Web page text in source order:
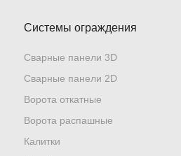
Системы ограждения
Сварные панели 3D
Сварные панели 2D
Ворота откатные
Ворота распашные
Калитки